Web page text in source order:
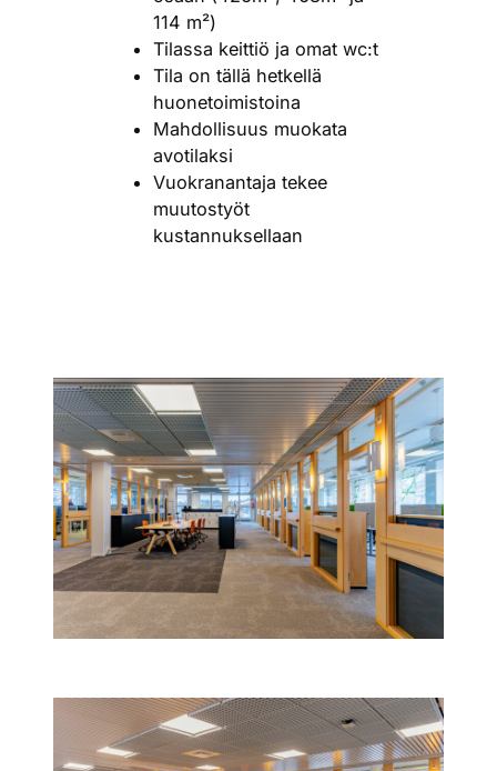
114 m²)
Tilassa keittiö ja omat wc:t
Tila on tällä hetkellä
huonetoimistoina
Mahdollisuus muokata
avotilaksi
Vuokranantaja tekee
muutostyöt
kustannuksellaan